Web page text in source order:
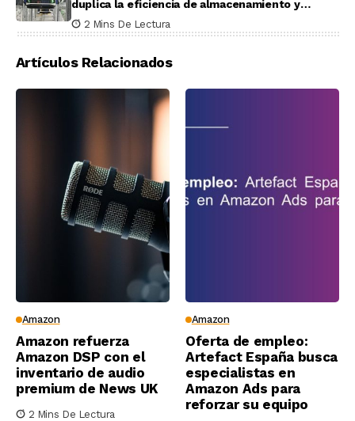
duplica la eficiencia de almacenamiento y
recogida en pruebas reales
2 Mins De Lectura
Artículos Relacionados
Amazon
Amazon refuerza
Amazon DSP con el
inventario de audio
premium de News UK
2 Mins De Lectura
Amazon
Oferta de empleo:
Artefact España busca
especialistas en
Amazon Ads para
reforzar su equipo